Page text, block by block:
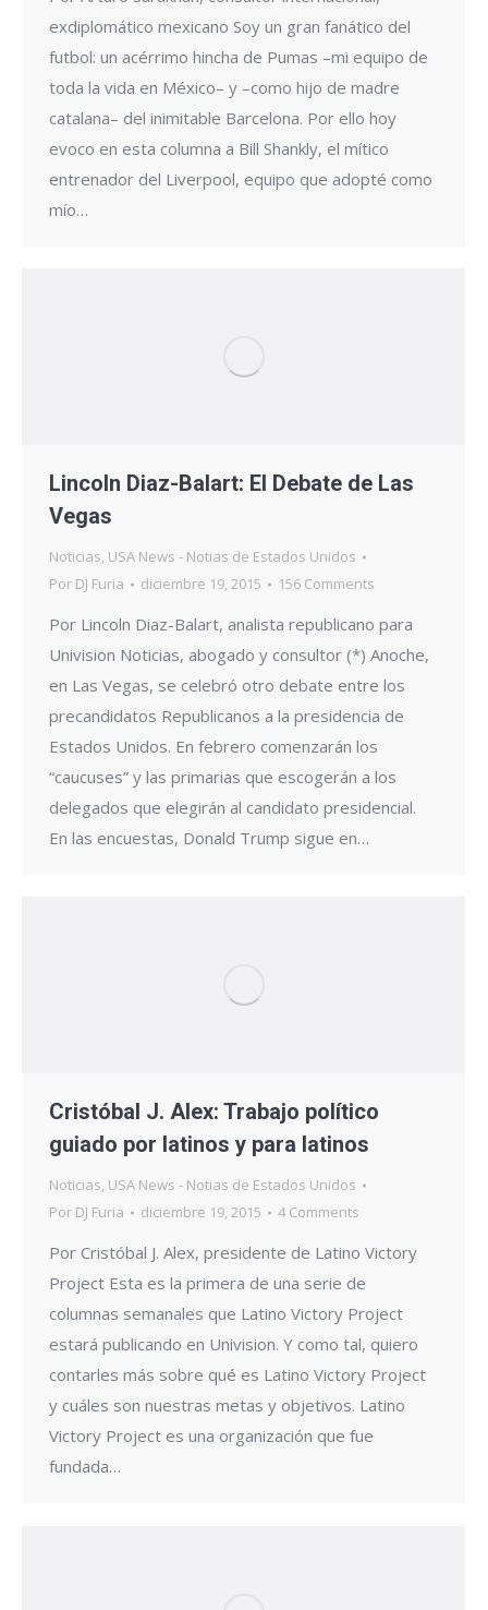
exdiplomático mexicano Soy un gran fanático del
futbol: un acérrimo hincha de Pumas –mi equipo de
toda la vida en México– y –como hijo de madre
catalana– del inimitable Barcelona. Por ello hoy
evoco en esta columna a Bill Shankly, el mítico
entrenador del Liverpool, equipo que adopté como
mío…
Lincoln Diaz-Balart: El Debate de Las
Vegas
Noticias, USA News - Notias de Estados Unidos
Por DJ Furia diciembre 19, 2015 156 Comments
Por Lincoln Diaz-Balart, analista republicano para
Univision Noticias, abogado y consultor (*) Anoche,
en Las Vegas, se celebró otro debate entre los
precandidatos Republicanos a la presidencia de
Estados Unidos. En febrero comenzarán los
“caucuses” y las primarias que escogerán a los
delegados que elegirán al candidato presidencial.
En las encuestas, Donald Trump sigue en…
Cristóbal J. Alex: Trabajo político
guiado por latinos y para latinos
Noticias, USA News - Notias de Estados Unidos
Por DJ Furia diciembre 19, 2015 4 Comments
Por Cristóbal J. Alex, presidente de Latino Victory
Project Esta es la primera de una serie de
columnas semanales que Latino Victory Project
estará publicando en Univision. Y como tal, quiero
contarles más sobre qué es Latino Victory Project
y cuáles son nuestras metas y objetivos. Latino
Victory Project es una organización que fue
fundada…